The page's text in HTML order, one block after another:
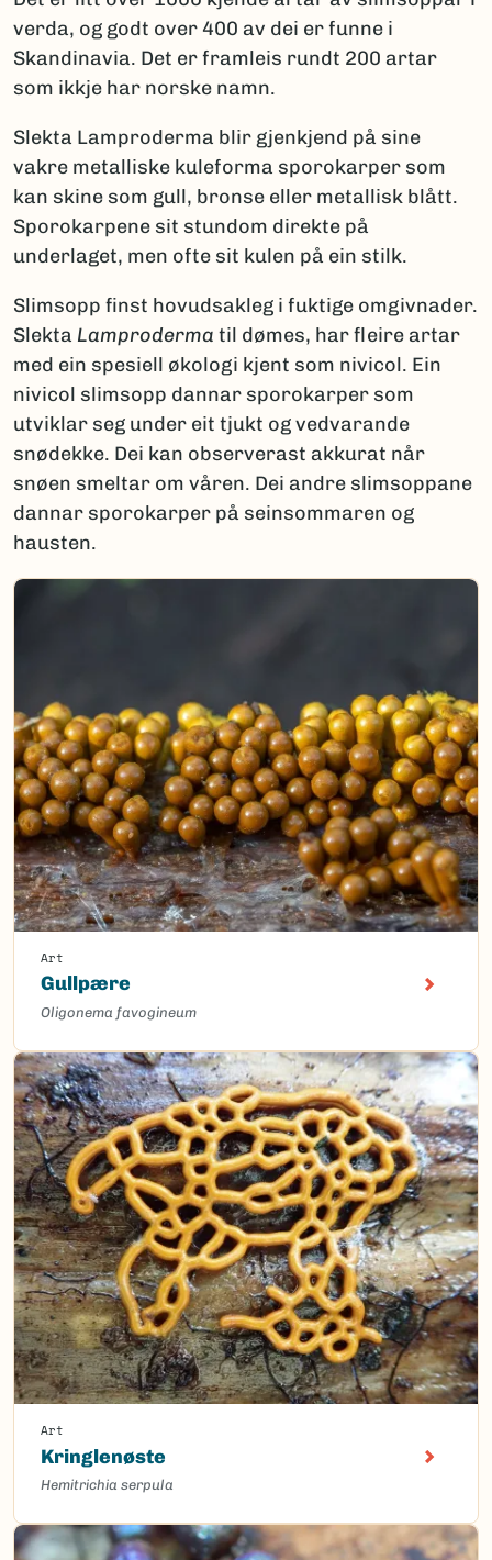
verda, og godt over 400 av dei er funne i
Skandinavia. Det er framleis rundt 200 artar
som ikkje har norske namn.
Slekta Lamproderma blir gjenkjend på sine
vakre metalliske kuleforma sporokarper som
kan skine som gull, bronse eller metallisk blått.
Sporokarpene sit stundom direkte på
underlaget, men ofte sit kulen på ein stilk.
Slimsopp finst hovudsakleg i fuktige omgivnader.
Slekta Lamproderma til dømes, har fleire artar
med ein spesiell økologi kjent som nivicol. Ein
nivicol slimsopp dannar sporokarper som
utviklar seg under eit tjukt og vedvarande
snødekke. Dei kan observerast akkurat når
snøen smeltar om våren. Dei andre slimsoppane
dannar sporokarper på seinsommaren og
hausten.
Art
Gullpære
Oligonema favogineum
Art
Kringlenøste
Hemitrichia serpula